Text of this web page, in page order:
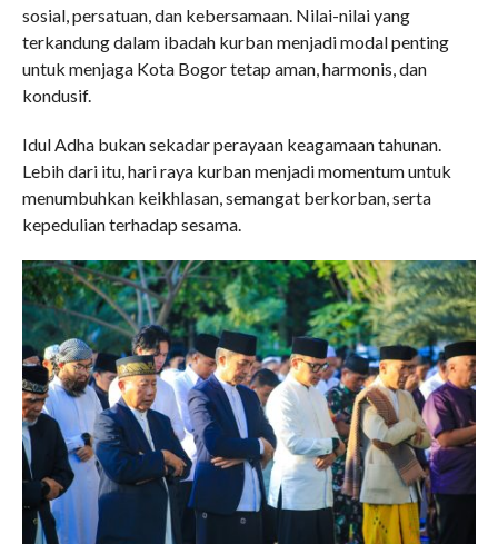
sosial, persatuan, dan kebersamaan. Nilai-nilai yang
terkandung dalam ibadah kurban menjadi modal penting
untuk menjaga Kota Bogor tetap aman, harmonis, dan
kondusif.
Idul Adha bukan sekadar perayaan keagamaan tahunan.
Lebih dari itu, hari raya kurban menjadi momentum untuk
menumbuhkan keikhlasan, semangat berkorban, serta
kepedulian terhadap sesama.